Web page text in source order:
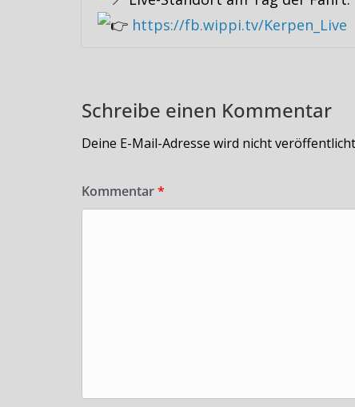
https://fb.wippi.tv/Kerpen_Live
Schreibe einen Kommentar
Deine E-Mail-Adresse wird nicht
Kommentar*